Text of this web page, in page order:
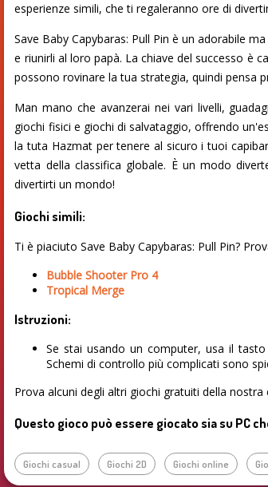
esperienze simili, che ti regaleranno ore di
Save Baby Capybaras: Pull Pin è un adorabile
e riunirli al loro papà. La chiave del successo è
possono rovinare la tua strategia, quindi pensa
Man mano che avanzerai nei vari livelli,
giochi fisici e giochi di salvataggio, offrendo
la tuta Hazmat per tenere al sicuro i tuoi
vetta della classifica globale. È un modo
divertirti un mondo!
Giochi simili:
Ti è piaciuto Save Baby Capybaras: Pull Pin?
Bubble Shooter Pro 4
Tropical Merge
Istruzioni:
Se stai usando un computer, usa il
Schemi di controllo più complicati sono
Prova alcuni degli altri giochi gratuiti della
Questo gioco può essere giocato sia su PC
Giochi casual Giochi 2D Giochi online